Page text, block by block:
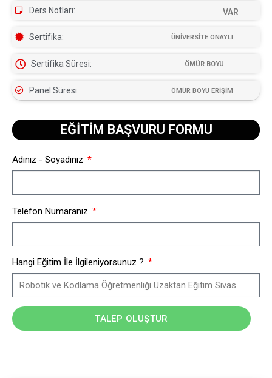
Ders Notları: VAR
Sertifika: ÜNİVERSİTE ONAYLI
Sertifika Süresi: ÖMÜR BOYU
Panel Süresi: ÖMÜR BOYU ERİŞİM
EĞİTİM BAŞVURU FORMU​
Adınız - Soyadınız
Telefon Numaranız
Hangi Eğitim İle İlgileniyorsunuz ?
TALEP OLUŞTUR